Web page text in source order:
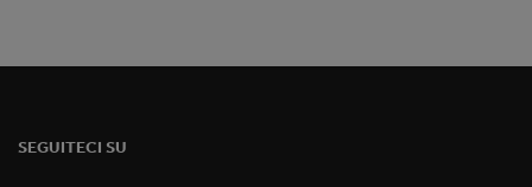
SEGUITECI SU